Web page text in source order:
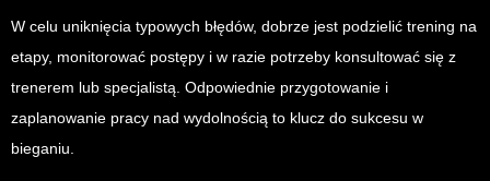
W celu uniknięcia typowych błędów, dobrze jest podzielić trening na
etapy, monitorować postępy i w razie potrzeby konsultować się z
trenerem lub specjalistą. Odpowiednie przygotowanie i
zaplanowanie pracy nad wydolnością to klucz do sukcesu w
bieganiu.